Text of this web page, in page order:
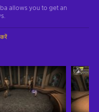
allows you to get an